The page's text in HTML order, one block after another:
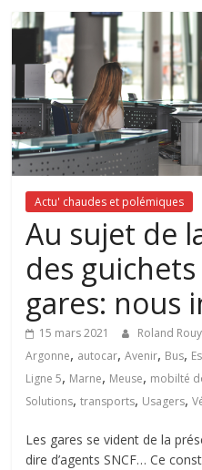
Actu' chaudes et polémiques
Au sujet de
des
gares: nous
15 mars 2021 Roland
Argonne, autocar,Avenir, Bus,
Ligne 5, Marne, Meuse, mobilté
Solutions,transports, Usagers,
Les gares se vident de la
dire d’agents SNCF… Ce